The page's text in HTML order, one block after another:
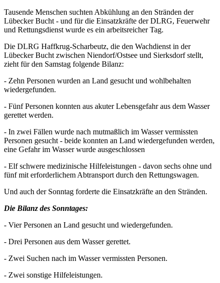
Tausende Menschen suchten Abkühlung an den Stränden der
Lübecker Bucht - und für die Einsatzkräfte der DLRG, Feuerwehr
und Rettungsdienst wurde es ein arbeitsreicher Tag.
Die DLRG Haffkrug-Scharbeutz, die den Wachdienst in der
Lübecker Bucht zwischen Niendorf/Ostsee und Sierksdorf stellt,
zieht für den Samstag folgende Bilanz:
- Zehn Personen wurden an Land gesucht und wohlbehalten
wiedergefunden.
- Fünf Personen konnten aus akuter Lebensgefahr aus dem Wasser
gerettet werden.
- In zwei Fällen wurde nach mutmaßlich im Wasser vermissten
Personen gesucht - beide konnten an Land wiedergefunden werden,
eine Gefahr im Wasser wurde ausgeschlossen
- Elf schwere medizinische Hilfeleistungen - davon sechs ohne und
fünf mit erforderlichem Abtransport durch den Rettungswagen.
Und auch der Sonntag forderte die Einsatzkräfte an den Stränden.
Die Bilanz des Sonntages:
- Vier Personen an Land gesucht und wiedergefunden.
- Drei Personen aus dem Wasser gerettet.
- Zwei Suchen nach im Wasser vermissten Personen.
- Zwei sonstige Hilfeleistungen.